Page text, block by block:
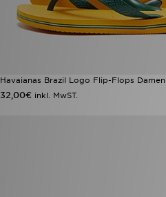
Havaianas Brazil Logo Flip-Flops Damen
32,00€ inkl. MwST.